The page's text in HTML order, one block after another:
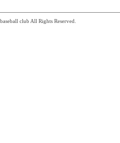
club All Rights Reserved.